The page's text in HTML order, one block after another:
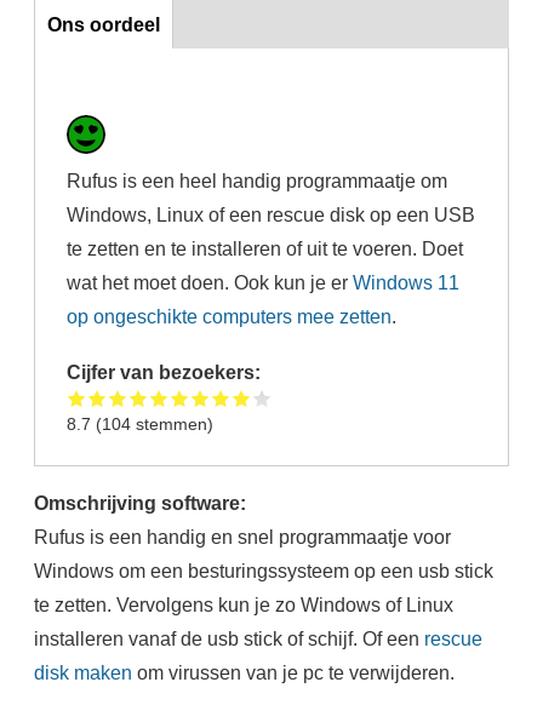
Ons oordeel
Ons oordeel
Rufus is een heel handig programmaatje om
Windows, Linux of een rescue disk op een USB
te zetten en te installeren of uit te voeren. Doet
wat het moet doen. Ook kun je erWindows 11
op ongeschikte computers mee zetten.
Cijfer van bezoekers:
8.7 (104 stemmen)
Omschrijving software:
Rufus is een handig en snel programmaatje voor
Windows om een besturingssysteem op een usb stick
te zetten. Vervolgens kun je zo Windows of Linux
installeren vanaf de usb stick of schijf. Of een rescue
disk maken om virussen van je pc te verwijderen.